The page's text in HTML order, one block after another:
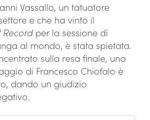
Vassallo, un tatuatore
e che ha vinto il
Recordper la sessione di
al mondo, è stata spietata.
sulla resa finale, una
di Francesco Chiofalo è
dando un giudizio